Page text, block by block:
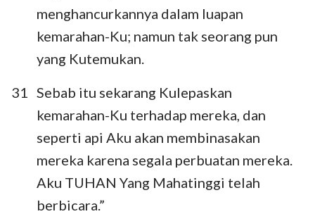
menghancurkannya dalam luapan
kemarahan-Ku; namun tak seorang pun
yang Kutemukan.
31
Sebab itu sekarang Kulepaskan
kemarahan-Ku terhadap mereka, dan
seperti api Aku akan membinasakan
mereka karena segala perbuatan mereka.
Aku TUHAN Yang Mahatinggi telah
berbicara.”